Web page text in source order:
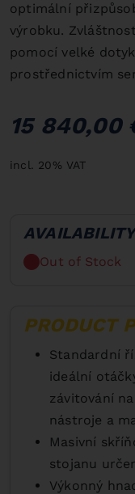
optimální
výrobku.
pomocí velké
prostřednictvím
15 840,00
incl. 20% VAT
AVAILABILITY
Out of Stock
PRODUCT
Standardní
ideální
závitování
nástroje a
Masivní
stojanu
Výkonný